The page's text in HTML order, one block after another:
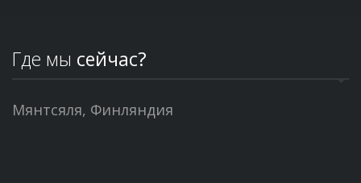
Где мы сейчас?
Мянтсяля, Финляндия